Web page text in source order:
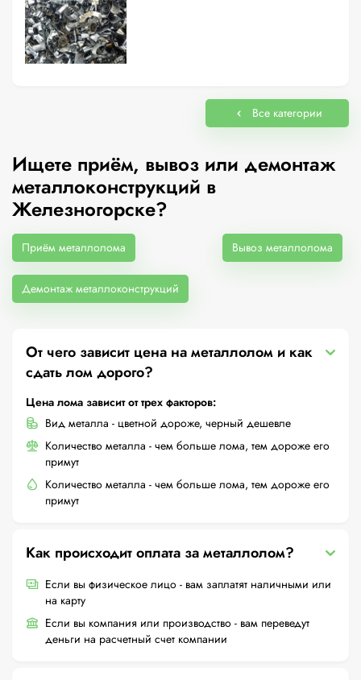
Все категории
Ищете приём, вывоз или демонтаж
металлоконструкций в
Железногорске?
Приём металлолома Вывоз металлолома
Демонтаж металлоконструкций
От чего зависит цена на металлолом и как
сдать лом дорого?
Цена лома зависит от трех факторов:
Вид металла - цветной дороже, черный дешевле
Количество металла - чем больше лома, тем дороже его
примут
Количество металла - чем больше лома, тем дороже его
примут
Как происходит оплата за металлолом?
Если вы физическое лицо - вам заплатят наличными или
на карту
Если вы компания или производство - вам переведут
деньги на расчетный счет компании